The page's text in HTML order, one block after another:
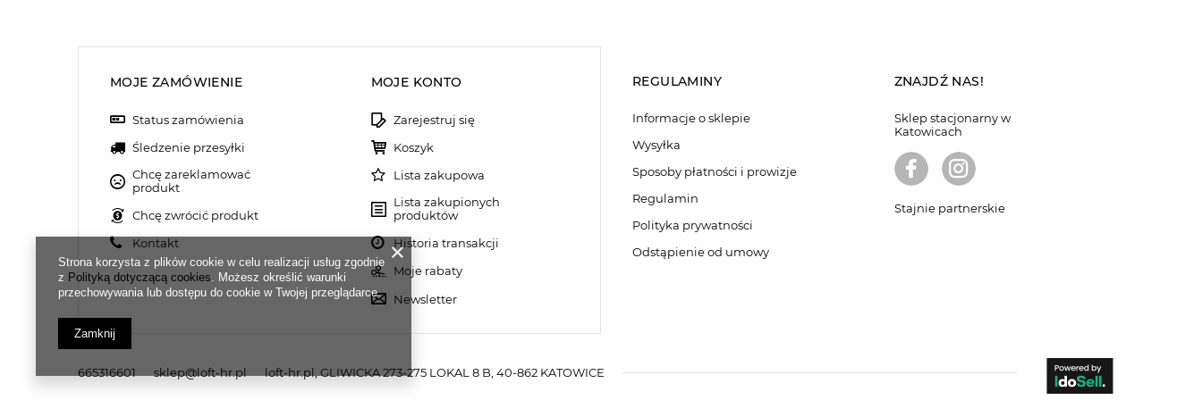
MOJE ZAMÓWIENIE
Status zamówienia
Śledzenie przesyłki
Chcę zareklamować
produkt
Chcę zwrócić produkt
Kontakt
MOJE KONTO
Zarejestruj się
Koszyk
Lista zakupowa
Lista zakupionych
produktów
Historia transakcji
Moje rabaty
Newsletter
REGULAMINY
Informacje o sklepie
Wysyłka
Sposoby płatności i prowizje
Regulamin
Polityka prywatności
Odstąpienie od umowy
ZNAJDŹ NAS!
Sklep stacjonarny w
Katowicach
Stajnie partnerskie
665316601 sklep@loft-hr.pl loft-hr.pl GLIWICKA 273-275 LOKAL 8 B 40-862 KATOWICE
Strona korzysta z plików cookie w celu realizacji usług zgodnie
z Polityką dotyczącą cookies. Możesz określić warunki
przechowywania lub dostępu do cookie w Twojej przeglądarce.
Zamknij